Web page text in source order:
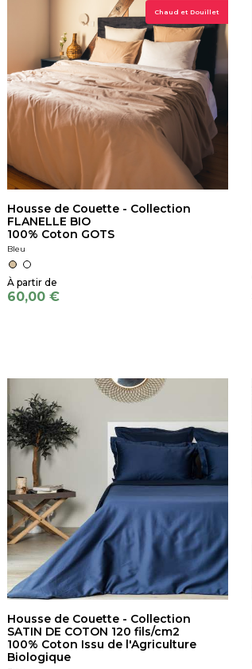
Chaud et Douillet
Housse de Couette - Collection
FLANELLE BIO
100% Coton GOTS
Bleu
60,00 €
Housse de Couette - Collection
SATIN DE COTON 120 fils/cm2
100% Coton Issu de l'Agriculture
Biologique